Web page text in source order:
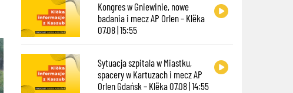
Kongres w Gniewinie, nowe
badania i mecz AP Orlen – Klëka
07.08 | 15:55
Sytuacja szpitala w Miastku,
spacery w Kartuzach i mecz AP
Orlen Gdańsk – Klëka 07.08 | 14:55